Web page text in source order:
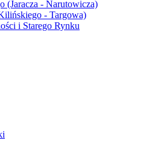
(Jaracza - Narutowicza)
- Targowa)
i Starego Rynku